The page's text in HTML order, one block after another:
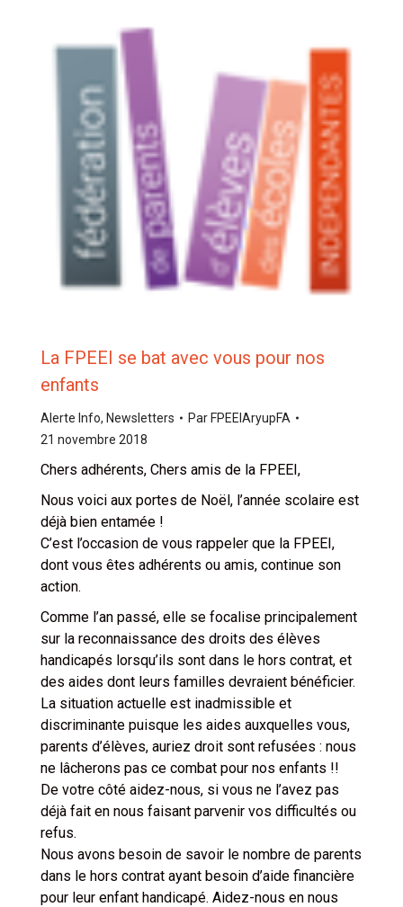
La FPEEI se bat avec vous pour nos
enfants
Alerte Info, Newsletters Par FPEEIAryupFA
21 novembre 2018
Chers adhérents, Chers amis de la FPEEI,
Nous voici aux portes de Noël, l’année scolaire est
déjà bien entamée !
C’est l’occasion de vous rappeler que la FPEEI,
dont vous êtes adhérents ou amis, continue son
action.
Comme l’an passé, elle se focalise principalement
sur la reconnaissance des droits des élèves
handicapés lorsqu’ils sont dans le hors contrat, et
des aides dont leurs familles devraient bénéficier.
La situation actuelle est inadmissible et
discriminante puisque les aides auxquelles vous,
parents d’élèves, auriez droit sont refusées : nous
ne lâcherons pas ce combat pour nos enfants !!
De votre côté aidez-nous, si vous ne l’avez pas
déjà fait en nous faisant parvenir vos difficultés ou
refus.
Nous avons besoin de savoir le nombre de parents
dans le hors contrat ayant besoin d’aide financière
pour leur enfant handicapé. Aidez-nous en nous